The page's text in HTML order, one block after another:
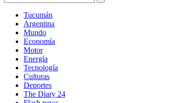
Tucumán
Argentina
Mundo
Economía
Motor
Energía
Tecnología
Culturas
Deportes
The Diary 24